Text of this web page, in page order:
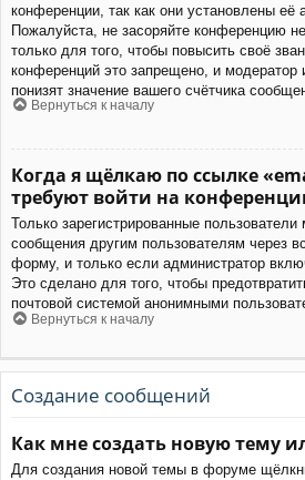
конференции, так как они установлены её
Пожалуйста, не засоряйте конференцию
только для того, чтобы повысить своё
конференций это запрещено, и модератор
понизят значение вашего счётчика
Вернуться к началу
Когда я щёлкаю по ссылке
требуют войти на
Только зарегистрированные пользователи
сообщения другим пользователям через
форму, и только если администратор
Это сделано для того, чтобы
почтовой системой анонимными
Вернуться к началу
Создание сообщений
Как мне создать новую тему
Для создания новой темы в форуме